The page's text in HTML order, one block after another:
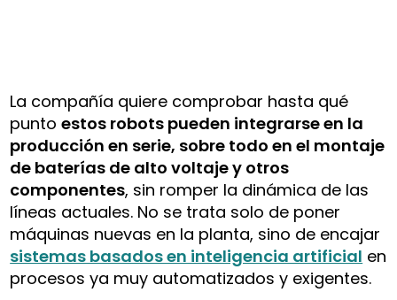
La compañía quiere comprobar hasta qué
puntoestos robots pueden integrarse en la
producción en serie, sobre todo en el montaje
de baterías de alto voltaje y otros
componentes, sin romper la dinámica de las
líneas actuales. No se trata solo de poner
máquinas nuevas en la planta, sino de encajar
sistemas basados en inteligencia artificial en
procesos ya muy automatizados y exigentes.